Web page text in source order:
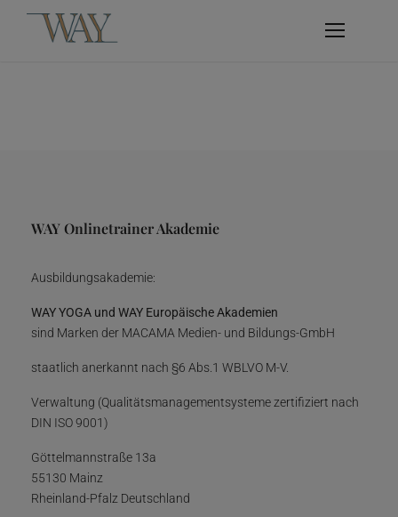
WAY Onlinetrainer Akademie
Ausbildungsakademie:
WAY YOGA und WAY Europäische Akademien
sind Marken der MACAMA Medien- und Bildungs-GmbH
staatlich anerkannt nach §6 Abs.1 WBLVO M-V.
Verwaltung (Qualitätsmanagementsysteme zertifiziert nach
DIN ISO 9001)
Göttelmannstraße 13a
55130 Mainz
Rheinland-Pfalz Deutschland